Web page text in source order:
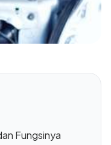
Fungsinya